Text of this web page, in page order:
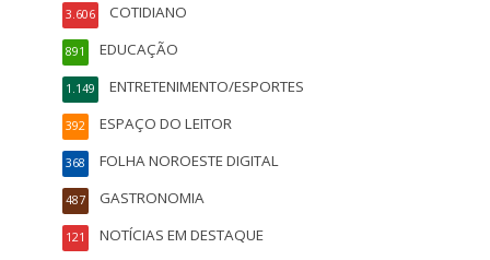
COTIDIANO
3.606
EDUCAÇÃO
891
ENTRETENIMENTO/ESPORTES
1.149
ESPAÇO DO LEITOR
392
FOLHA NOROESTE DIGITAL
368
GASTRONOMIA
487
NOTÍCIAS EM DESTAQUE
121